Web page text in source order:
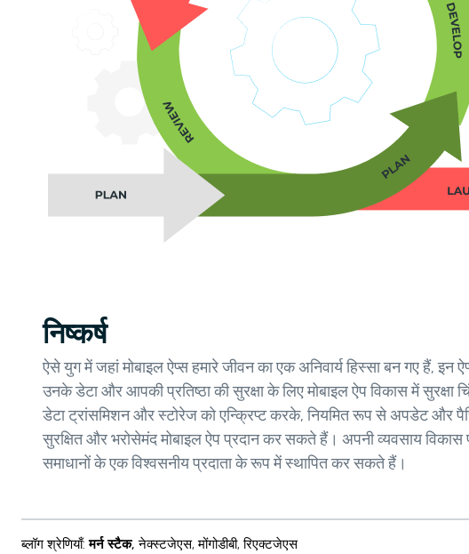
निष्कर्ष
ऐसे युग में जहां मोबाइल ऐप्स हमारे जीवन का एक अनिवार्य हिस्सा बन गए हैं,
उनके डेटा और आपकी प्रतिष्ठा की सुरक्षा के लिए मोबाइल ऐप विकास में
डेटा ट्रांसमिशन और स्टोरेज को एन्क्रिप्ट करके, नियमित रूप से अपडेट
सुरक्षित और भरोसेमंद मोबाइल ऐप प्रदान कर सकते हैं। अपनी व्यवसाय
समाधानों के एक विश्वसनीय प्रदाता के रूप में स्थापित कर सकते हैं।
ब्लॉग श्रेणियाँ: मर्न स्टैक, नेक्स्टजेएस,मोंगोडीबी,रिएक्टजेएस